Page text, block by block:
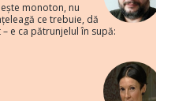
monoton, nu
ce trebuie, dă
e ca pătrunjelul în supă: